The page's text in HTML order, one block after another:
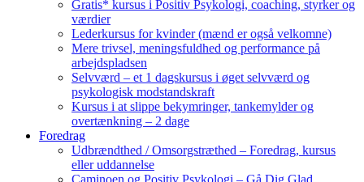
Gratis* kursus i Positiv Psykologi, coaching, styrker og
værdier
Lederkursus for kvinder (mænd er også velkomne)
Mere trivsel, meningsfuldhed og performance på
arbejdspladsen
Selvværd – et 1 dagskursus i øget selvværd og
psykologisk modstandskraft
Kursus i at slippe bekymringer, tankemylder og
overtænkning – 2 dage
Foredrag
Udbrændthed / Omsorgstræthed – Foredrag, kursus
eller uddannelse
Caminoen og Positiv Psykologi – Gå Dig Glad